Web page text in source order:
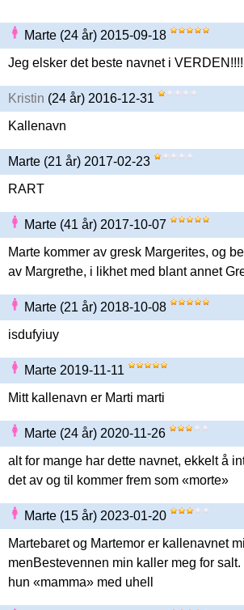
Marte (24 år) 2015-09-18
Jeg elsker det beste navnet i
Kristin (24 år) 2016-12-31
Kallenavn
Marte (21 år) 2017-02-23
RART
Marte (41 år) 2017-10-07
Marte kommer av gresk Margerites, og
av Margrethe, i likhet med blant annet
Marte (21 år) 2018-10-08
isdufyiuy
Marte 2019-11-11
Mitt kallenavn er Marti marti
Marte (24 år) 2020-11-26
alt for mange har dette navnet, ekkelt å
det av og til kommer frem som «morte»
Marte (15 år) 2023-01-20
Martebaret og Martemor er kallenavnet
menBestevennen min kaller meg for
hun «mamma» med uhell